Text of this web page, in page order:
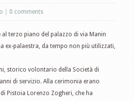
0 comments
terzo piano del palazzo di via Manin
ex-palaestra, da tempo non più utilizzati,
storico volontario della Società di
di servizio. Alla cerimonia erano
Pistoia Lorenzo Zogheri, che ha